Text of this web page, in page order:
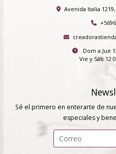
Avenida Italia
Dom a Jue
Vie y Sáb
Sé el primero en enterarte de
especiales y